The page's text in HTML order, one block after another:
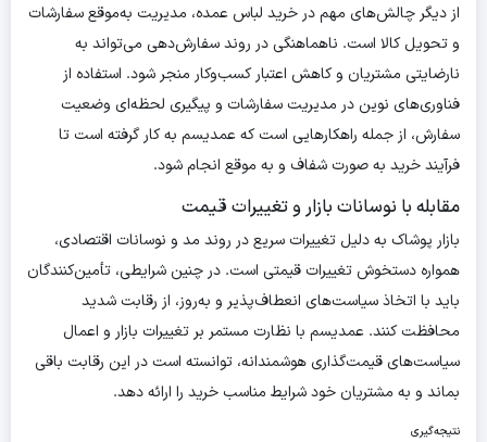
از دیگر چالش‌های مهم در خرید لباس عمده، مدیریت به‌موقع سفارشات
و تحویل کالا است. ناهماهنگی در روند سفارش‌دهی می‌تواند به
نارضایتی مشتریان و کاهش اعتبار کسب‌وکار منجر شود. استفاده از
فناوری‌های نوین در مدیریت سفارشات و پیگیری لحظه‌ای وضعیت
سفارش، از جمله راهکارهایی است که عمدیسم به کار گرفته است تا
فرآیند خرید به صورت شفاف و به موقع انجام شود.
مقابله با نوسانات بازار و تغییرات قیمت
بازار پوشاک به دلیل تغییرات سریع در روند مد و نوسانات اقتصادی،
همواره دستخوش تغییرات قیمتی است. در چنین شرایطی، تأمین‌کنندگان
باید با اتخاذ سیاست‌های انعطاف‌پذیر و به‌روز، از رقابت شدید
محافظت کنند. عمدیسم با نظارت مستمر بر تغییرات بازار و اعمال
سیاست‌های قیمت‌گذاری هوشمندانه، توانسته است در این رقابت باقی
بماند و به مشتریان خود شرایط مناسب خرید را ارائه دهد.
نتیجه‌گیری